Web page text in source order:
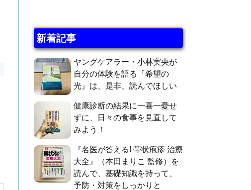
新着記事
ヤングケアラー・小林実央が
自分の体験を語る『希望の
光』は、是非、読んでほしい
健康診断の結果に一喜一憂せ
ずに、日々の食事を見直して
みよう！
『名医が答える! 帯状疱疹 治療
大全』（本田まりこ 監修）を
読んで、基礎知識を持って、
予防・対策をしっかりと